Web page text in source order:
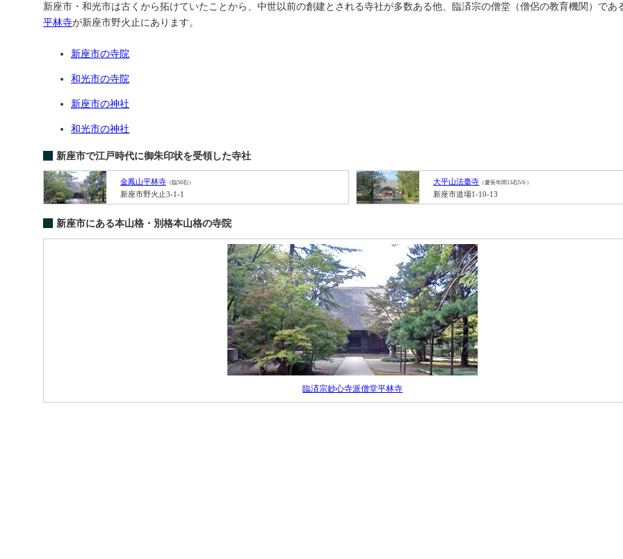
新座市・和光市は古くから拓けていたことから、中世以前の創建とされる寺社が多数ある他、臨済宗の僧堂（僧侶の教育機関）であ
平林寺が新座市野火止にあります。
新座市の寺院
和光市の寺院
新座市の神社
和光市の神社
新座市で江戸時代に御朱印状を受領した寺社
金鳳山平林寺 （臨50石）
新座市野火止3-1-1
大平山法臺寺 （慶長年間13石5斗）
新座市道場1-10-13
新座市にある本山格・別格本山格の寺院
臨済宗妙心寺派僧堂平林寺